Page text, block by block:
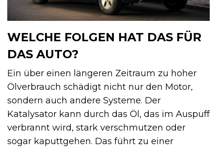
WELCHE FOLGEN HAT DAS FÜR
DAS AUTO?
Ein über einen längeren Zeitraum zu hoher
Ölverbrauch schädigt nicht nur den Motor,
sondern auch andere Systeme. Der
Katalysator kann durch das Öl, das im Auspuff
verbrannt wird, stark verschmutzen oder
sogar kaputtgehen. Das führt zu einer